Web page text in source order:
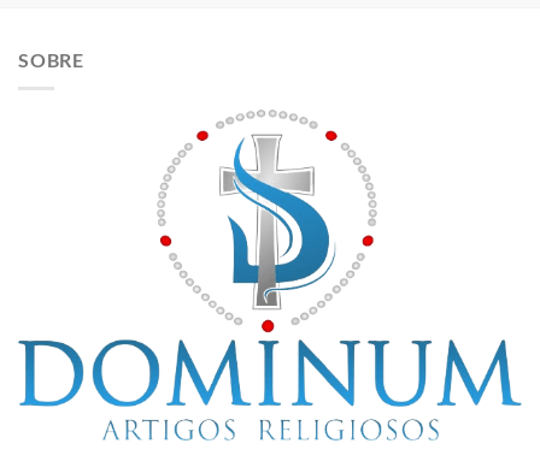
SOBRE